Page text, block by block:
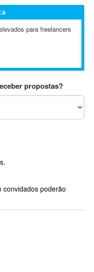
para freelancers
propostas?
convidados poderão